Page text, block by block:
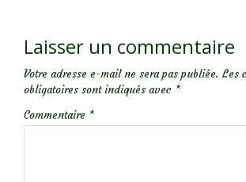
Laisser un commentaire
Votre adresse e-mail ne sera pas publiée. Les
obligatoires sont indiqués avec *
Commentaire *